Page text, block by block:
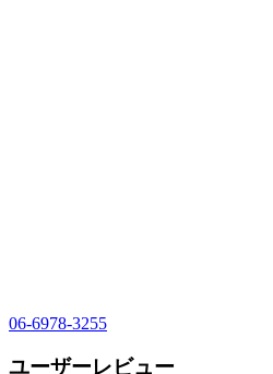
06-6978-3255
ユーザーレビュー